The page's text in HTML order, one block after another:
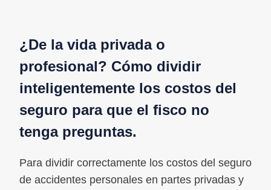
¿De la vida privada o
profesional? Cómo dividir
inteligentemente los costos del
seguro para que el fisco no
tenga preguntas.
Para dividir correctamente los costos del seguro
de accidentes personales en partes privadas y